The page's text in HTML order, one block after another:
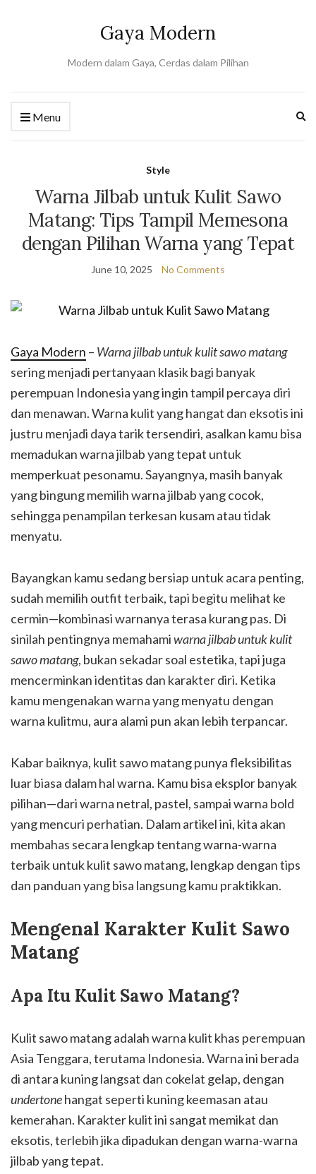
Gaya Modern
Modern dalam Gaya, Cerdas dalam Pilihan
Menu
Style
Warna Jilbab untuk Kulit Sawo
Matang: Tips Tampil Memesona
dengan Pilihan Warna yang Tepat
June 10, 2025 No Comments
Gaya Modern – Warna jilbab untuk kulit sawo matang
sering menjadi pertanyaan klasik bagi banyak
perempuan Indonesia yang ingin tampil percaya diri
dan menawan. Warna kulit yang hangat dan eksotis ini
justru menjadi daya tarik tersendiri, asalkan kamu bisa
memadukan warna jilbab yang tepat untuk
memperkuat pesonamu. Sayangnya, masih banyak
yang bingung memilih warna jilbab yang cocok,
sehingga penampilan terkesan kusam atau tidak
menyatu.
Bayangkan kamu sedang bersiap untuk acara penting,
sudah memilih outfit terbaik, tapi begitu melihat ke
cermin—kombinasi warnanya terasa kurang pas. Di
sinilah pentingnya memahamiwarna jilbab untuk kulit
sawo matang, bukan sekadar soal estetika, tapi juga
mencerminkan identitas dan karakter diri. Ketika
kamu mengenakan warna yang menyatu dengan
warna kulitmu, aura alami pun akan lebih terpancar.
Kabar baiknya, kulit sawo matang punya fleksibilitas
luar biasa dalam hal warna. Kamu bisa eksplor banyak
pilihan—dari warna netral, pastel, sampai warna bold
yang mencuri perhatian. Dalam artikel ini, kita akan
membahas secara lengkap tentang warna-warna
terbaik untuk kulit sawo matang, lengkap dengan tips
dan panduan yang bisa langsung kamu praktikkan.
Mengenal Karakter Kulit Sawo
Matang
Apa Itu Kulit Sawo Matang?
Kulit sawo matang adalah warna kulit khas perempuan
Asia Tenggara, terutama Indonesia. Warna ini berada
di antara kuning langsat dan cokelat gelap, dengan
undertonehangat seperti kuning keemasan atau
kemerahan. Karakter kulit ini sangat memikat dan
eksotis, terlebih jika dipadukan dengan warna-warna
jilbab yang tepat.